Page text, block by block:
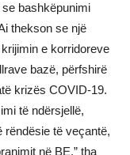
bashkëpunimi
thekson se një
e korridoreve
bazë, përfshirë
krizës COVID-19.
të ndërsjellë,
rëndësie të veçantë,
në BE,” tha